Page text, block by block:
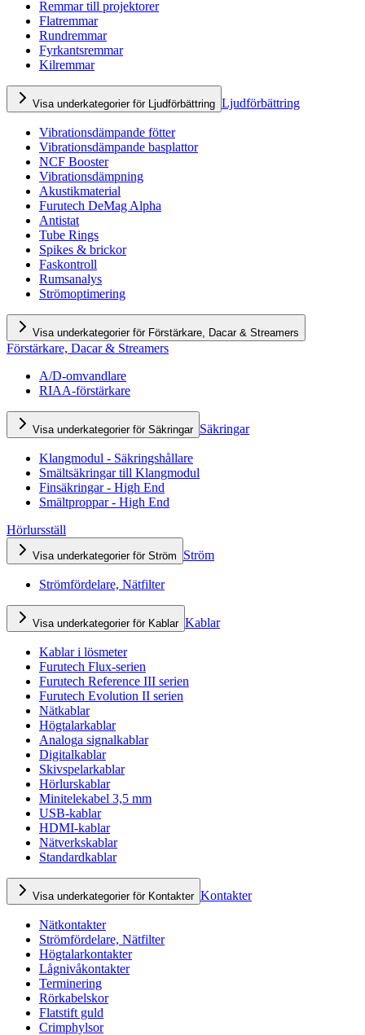
Remmar till projektorer
Flatremmar
Rundremmar
Fyrkantsremmar
Kilremmar
Visa underkategorier för Ljudförbättring Ljudförbättring
Vibrationsdämpande fötter
Vibrationsdämpande basplattor
NCF Booster
Vibrationsdämpning
Akustikmaterial
Furutech DeMag Alpha
Antistat
Tube Rings
Spikes & brickor
Faskontroll
Rumsanalys
Strömoptimering
Visa underkategorier för Förstärkare, Dacar & Streamers
Förstärkare, Dacar & Streamers
A/D-omvandlare
RIAA-förstärkare
Visa underkategorier för Säkringar Säkringar
Klangmodul - Säkringshållare
Smältsäkringar till Klangmodul
Finsäkringar - High End
Smältproppar - High End
Hörlursställ
Visa underkategorier för Ström Ström
Strömfördelare, Nätfilter
Visa underkategorier för Kablar Kablar
Kablar i lösmeter
Furutech Flux-serien
Furutech Reference III serien
Furutech Evolution II serien
Nätkablar
Högtalarkablar
Analoga signalkablar
Digitalkablar
Skivspelarkablar
Hörlurskablar
Minitelekabel 3,5 mm
USB-kablar
HDMI-kablar
Nätverkskablar
Standardkablar
Visa underkategorier för Kontakter Kontakter
Nätkontakter
Strömfördelare, Nätfilter
Högtalarkontakter
Lågnivåkontakter
Terminering
Rörkabelskor
Flatstift guld
Crimphylsor